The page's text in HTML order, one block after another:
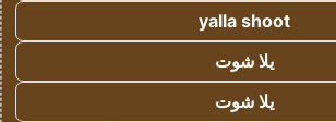
yalla shoot
يلا شوت
يلا شوت